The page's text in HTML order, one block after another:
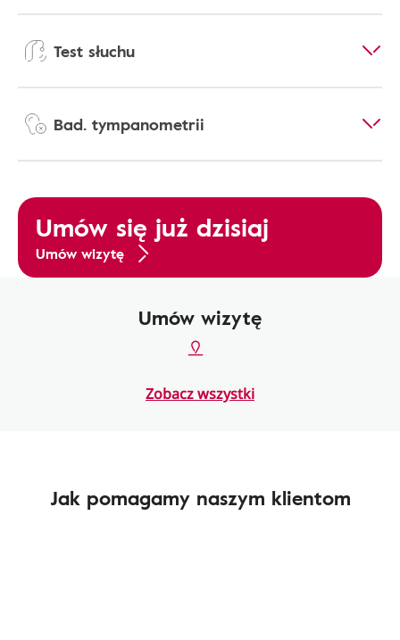
Test słuchu
Bad. tympanometrii
Umów się już dzisiaj
Umów wizytę
Umów wizytę
Zobacz wszystki
Jak pomagamy naszym klientom